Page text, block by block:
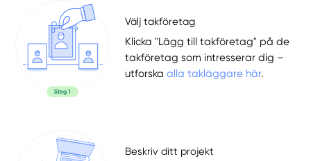
Välj takföretag
Klicka "Lägg till takföretag" på de
takföretag som intresserar dig –
utforskaalla takläggare här.
Beskriv ditt projekt